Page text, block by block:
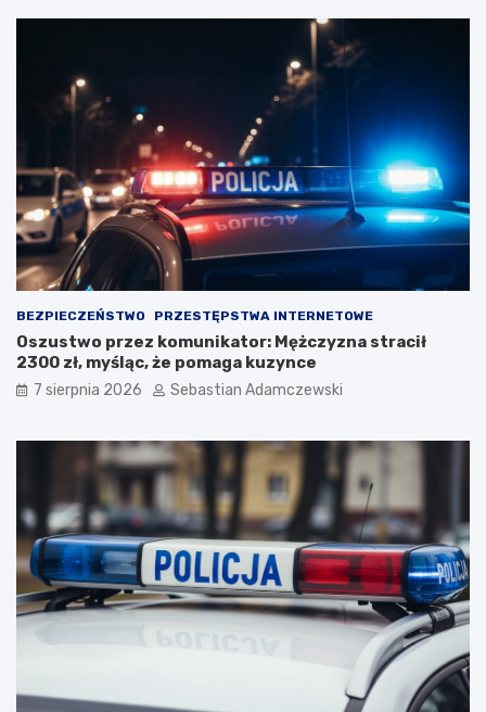
BEZPIECZEŃSTWO PRZESTĘPSTWA INTERNETOWE
Oszustwo przez komunikator: Mężczyzna stracił
2300 zł, myśląc, że pomaga kuzynce
7 sierpnia 2026 Sebastian Adamczewski